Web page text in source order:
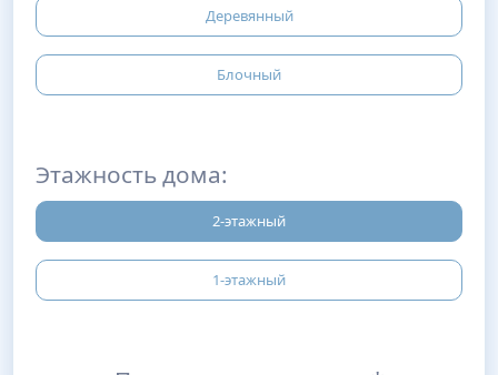
Деревянный
Блочный
Этажность дома:
2-этажный
1-этажный